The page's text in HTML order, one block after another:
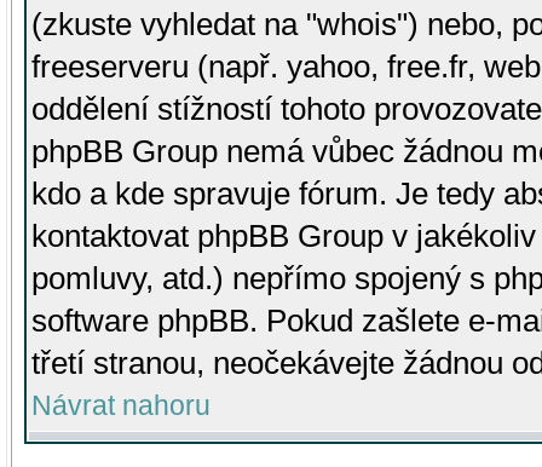
(zkuste vyhledat na "whois") nebo,
freeserveru (např. yahoo, free.fr,
oddělení stížností tohoto
phpBB Group nemá vůbec žádnou
kdo a kde spravuje fórum. Je tedy
kontaktovat phpBB Group v
pomluvy, atd.) nepřímo spojený s
software phpBB. Pokud zašlete e-
třetí stranou, neočekávejte žádnou
Návrat nahoru